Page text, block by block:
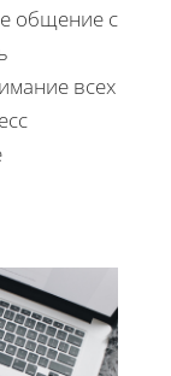
общение с
всех